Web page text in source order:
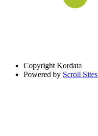
Copyright Kordata
Powered by Scroll Sites